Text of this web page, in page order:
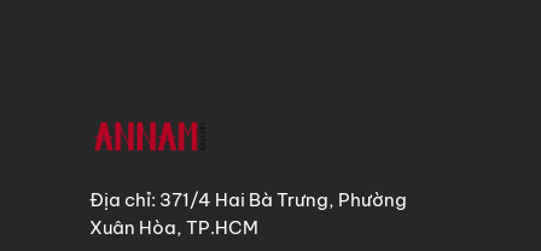
Địa chỉ: 371/4 Hai Bà Trưng, Phường
Xuân Hòa, TP.HCM